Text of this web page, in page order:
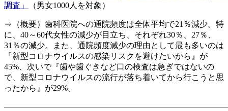
調査」
（男女1000人を対象）
⇒（概要）歯科医院への通院頻度は全体平均で21％減少。特
に、40～60代女性の減少が目立ち、それぞれ30％、27％、
31％の減少。また、通院頻度減少の理由として最も多いのは
『新型コロナウイルスの感染リスクを避けたいから』が
45%、次いで『歯や歯ぐきなど口の検査は急ぎではないの
で、新型コロナウイルスの流行が落ち着いてから行こうと思
ったから』が29%。